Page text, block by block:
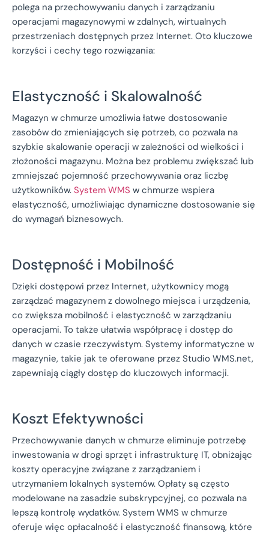
polega na przechowywaniu danych i zarządzaniu
operacjami magazynowymi w zdalnych, wirtualnych
przestrzeniach dostępnych przez Internet. Oto kluczowe
korzyści i cechy tego rozwiązania:
Elastyczność i Skalowalność
Magazyn w chmurze umożliwia łatwe dostosowanie
zasobów do zmieniających się potrzeb, co pozwala na
szybkie skalowanie operacji w zależności od wielkości i
złożoności magazynu. Można bez problemu zwiększać lub
zmniejszać pojemność przechowywania oraz liczbę
użytkowników. System WMS w chmurze wspiera
elastyczność, umożliwiając dynamiczne dostosowanie się
do wymagań biznesowych.
Dostępność i Mobilność
Dzięki dostępowi przez Internet, użytkownicy mogą
zarządzać magazynem z dowolnego miejsca i urządzenia,
co zwiększa mobilność i elastyczność w zarządzaniu
operacjami. To także ułatwia współpracę i dostęp do
danych w czasie rzeczywistym. Systemy informatyczne w
magazynie, takie jak te oferowane przez Studio WMS.net,
zapewniają ciągły dostęp do kluczowych informacji.
Koszt Efektywności
Przechowywanie danych w chmurze eliminuje potrzebę
inwestowania w drogi sprzęt i infrastrukturę IT, obniżając
koszty operacyjne związane z zarządzaniem i
utrzymaniem lokalnych systemów. Opłaty są często
modelowane na zasadzie subskrypcyjnej, co pozwala na
lepszą kontrolę wydatków. System WMS w chmurze
oferuje więc opłacalność i elastyczność finansową, które